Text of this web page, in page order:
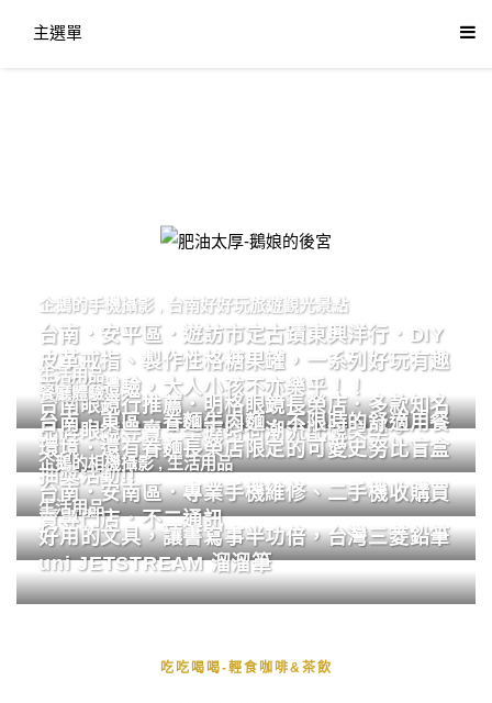
主選單
肥油太厚-鵝娘的後宮
企鵝的手機攝影 台南好好玩旅遊觀光景點
台南．安平區．遊訪市定古蹟東興洋行．DIY
皮革戒指、製作性格糖果罐，一系列好玩有趣
的手作體驗，大人小孩不亦樂乎！！
生活用品
台南眼鏡行推薦．明格眼鏡長榮店．多款知名
品牌眼鏡專賣．掌握時尚潮流配鏡美學。
餐廳體驗
台南．東區．眷麵牛肉麵．不限時的舒適用餐
環境．還有眷麵長榮店限定的可愛史努比盲盒
抽獎活動!!
企鵝的相機攝影,生活用品
台南．安南區．專業手機維修、二手機收購買
賣專門店．不二通訊
生活用品
好用的文具，讓書寫事半功倍，台灣三菱鉛筆
uni JETSTREAM 溜溜筆
吃吃喝喝-輕食咖啡&茶飲